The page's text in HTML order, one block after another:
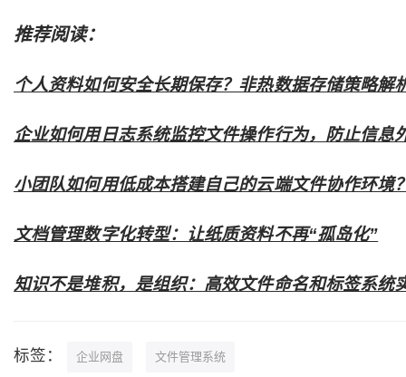
推荐阅读：
个人资料如何安全长期保存？非热数据存储策略解
企业如何用日志系统监控文件操作行为，防止信息
小团队如何用低成本搭建自己的云端文件协作环境
文档管理数字化转型：让纸质资料不再“孤岛化”
知识不是堆积，是组织：高效文件命名和标签系统
标签： 企业网盘 文件管理系统